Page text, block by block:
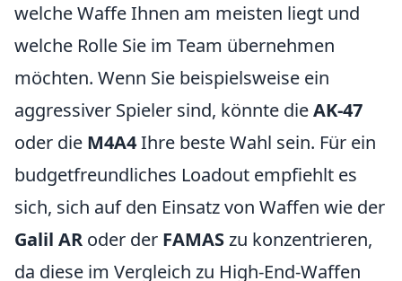
welche Waffe Ihnen am meisten liegt und
welche Rolle Sie im Team übernehmen
möchten. Wenn Sie beispielsweise ein
aggressiver Spieler sind, könnte dieAK-47
oder die M4A4Ihre beste Wahl sein. Für ein
budgetfreundliches Loadout empfiehlt es
sich, sich auf den Einsatz von Waffen wie der
Galil AR oder der FAMASzu konzentrieren,
da diese im Vergleich zu High-End-Waffen